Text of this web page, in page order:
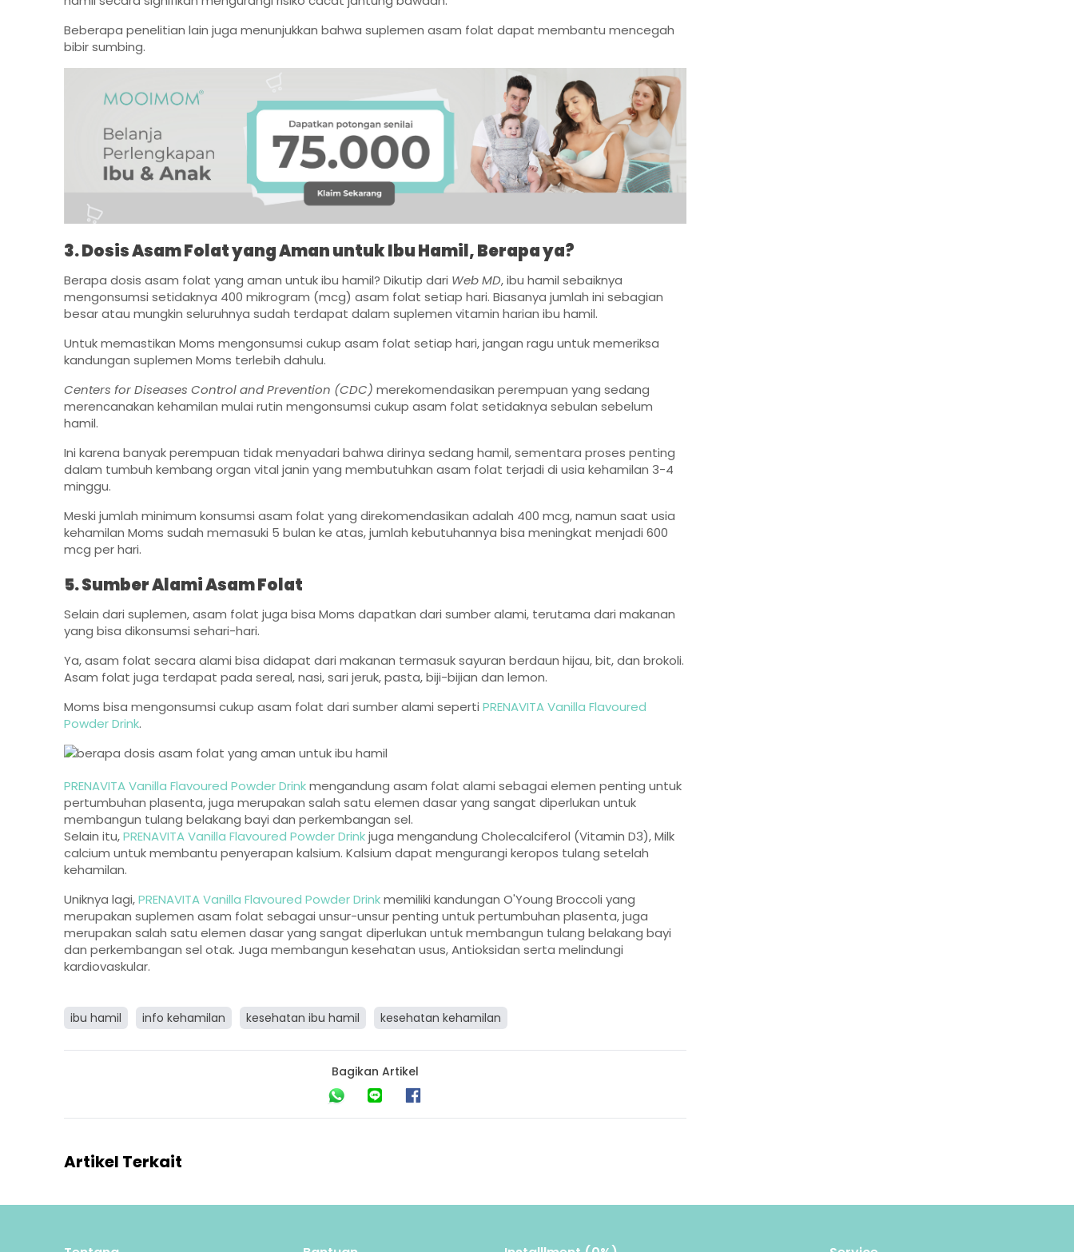
Beberapa penelitian lain juga menunjukkan bahwa suplemen asam folat dapat membantu mencegah
bibir sumbing.
3. Dosis Asam Folat yang Aman untuk Ibu Hamil, Berapa ya?
Berapa dosis asam folat yang aman untuk ibu hamil? Dikutip dari Web MD, ibu hamil sebaiknya
mengonsumsi setidaknya 400 mikrogram (mcg) asam folat setiap hari. Biasanya jumlah ini sebagian
besar atau mungkin seluruhnya sudah terdapat dalam suplemen vitamin harian ibu hamil.
Untuk memastikan Moms mengonsumsi cukup asam folat setiap hari, jangan ragu untuk memeriksa
kandungan suplemen Moms terlebih dahulu.
Centers for Diseases Control and Prevention (CDC) merekomendasikan perempuan yang sedang
merencanakan kehamilan mulai rutin mengonsumsi cukup asam folat setidaknya sebulan sebelum
hamil.
Ini karena banyak perempuan tidak menyadari bahwa dirinya sedang hamil, sementara proses penting
dalam tumbuh kembang organ vital janin yang membutuhkan asam folat terjadi di usia kehamilan 3-4
minggu.
Meski jumlah minimum konsumsi asam folat yang direkomendasikan adalah 400 mcg, namun saat usia
kehamilan Moms sudah memasuki 5 bulan ke atas, jumlah kebutuhannya bisa meningkat menjadi 600
mcg per hari.
5. Sumber Alami Asam Folat
Selain dari suplemen, asam folat juga bisa Moms dapatkan dari sumber alami, terutama dari makanan
yang bisa dikonsumsi sehari-hari.
Ya, asam folat secara alami bisa didapat dari makanan termasuk sayuran berdaun hijau, bit, dan brokoli.
Asam folat juga terdapat pada sereal, nasi, sari jeruk, pasta, biji-bijian dan lemon.
Moms bisa mengonsumsi cukup asam folat dari sumber alami seperti PRENAVITA Vanilla Flavoured
Powder Drink.
PRENAVITA Vanilla Flavoured Powder Drinkmengandung asam folat alami sebagai elemen penting untuk
pertumbuhan plasenta, juga merupakan salah satu elemen dasar yang sangat diperlukan untuk
membangun tulang belakang bayi dan perkembangan sel.
Selain itu,PRENAVITA Vanilla Flavoured Powder Drinkjuga mengandung Cholecalciferol (Vitamin D3), Milk
calcium untuk membantu penyerapan kalsium. Kalsium dapat mengurangi keropos tulang setelah
kehamilan.
Uniknya lagi,PRENAVITA Vanilla Flavoured Powder Drinkmemiliki kandungan O'Young Broccoli yang
merupakan suplemen asam folat sebagai unsur-unsur penting untuk pertumbuhan plasenta, juga
merupakan salah satu elemen dasar yang sangat diperlukan untuk membangun tulang belakang bayi
dan perkembangan sel otak. Juga membangun kesehatan usus, Antioksidan serta melindungi
kardiovaskular.
ibu hamil info kehamilan kesehatan ibu hamil kesehatan kehamilan
Bagikan Artikel
Artikel Terkait